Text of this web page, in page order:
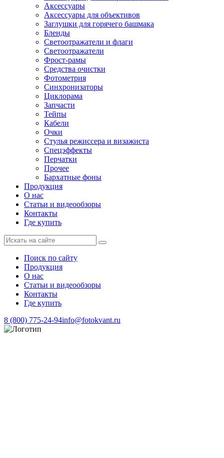
Аксессуары
Аксессуары для объективов
Заглушки для горячего башмака
Бленды
Светоотражатели и флаги
Светоотражатели
Фрост-рамы
Средства очистки
Фотометрия
Синхронизаторы
Циклорама
Запчасти
Тейпы
Кабели
Очки
Стулья режиссера и визажиста
Спецэффекты
Перчатки
Прочее
Бархатные фоны
Продукция
О нас
Статьи и видеообзоры
Контакты
Где купить
Поиск по сайту
Продукция
О нас
Статьи и видеообзоры
Контакты
Где купить
8 (800) 775-24-94info@fotokvant.ru